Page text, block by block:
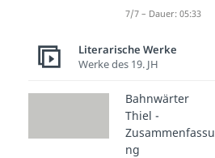
7/7 – Dauer: 05:33
Literarische Werke
Werke des 19. JH
Bahnwärter
Thiel -
Zusammenfassu
ng